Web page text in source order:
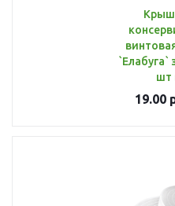
`Елабуга`
шт
19.00